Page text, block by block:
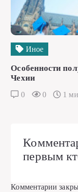
Иное
Особенности
Чехии
0 0 1
первым
Комментарии